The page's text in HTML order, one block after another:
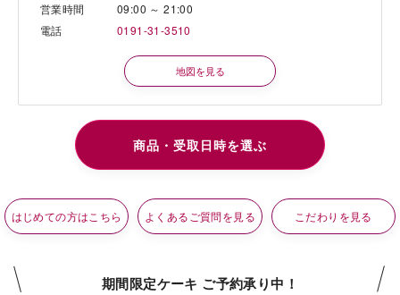
営業時間
09:00 ～ 21:00
電話
0191-31-3510
地図を見る
はじめての方はこちら よくあるご質問を見る こだわりを見る
期間限定ケーキ ご予約承り中！